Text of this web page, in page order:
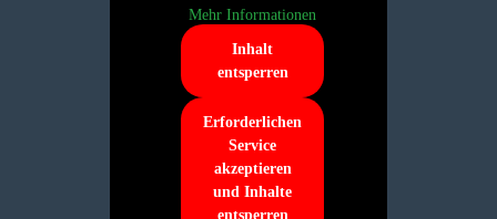
Mehr Informationen
Inhalt
entsperren
Erforderlichen
Service
akzeptieren
und Inhalte
entsperren